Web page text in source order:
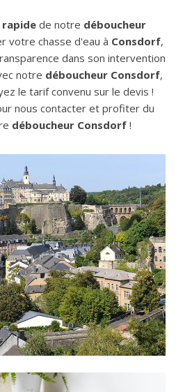
de notre déboucheur
votre chasse d'eau à Consdorf,
dans son intervention
notre déboucheur Consdorf,
le tarif convenu sur le devis !
nous contacter et profiter du
déboucheur Consdorf!